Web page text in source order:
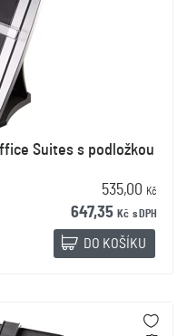
Suites s podložkou
535,00 Kč
647,35 Kč s DPH
DO KOŠÍKU